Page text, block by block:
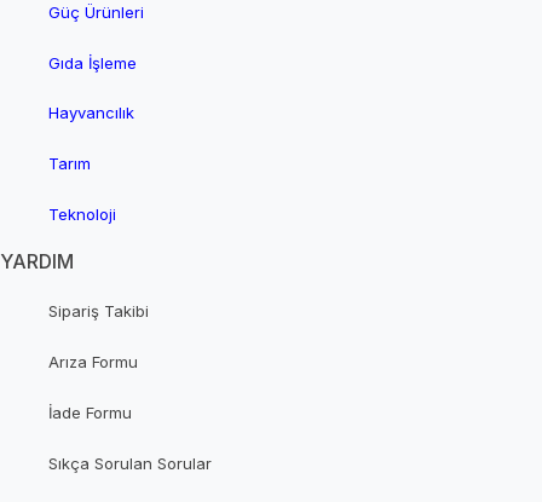
Güç Ürünleri
Gıda İşleme
Hayvancılık
Tarım
Teknoloji
YARDIM
Sipariş Takibi
Arıza Formu
İade Formu
Sıkça Sorulan Sorular